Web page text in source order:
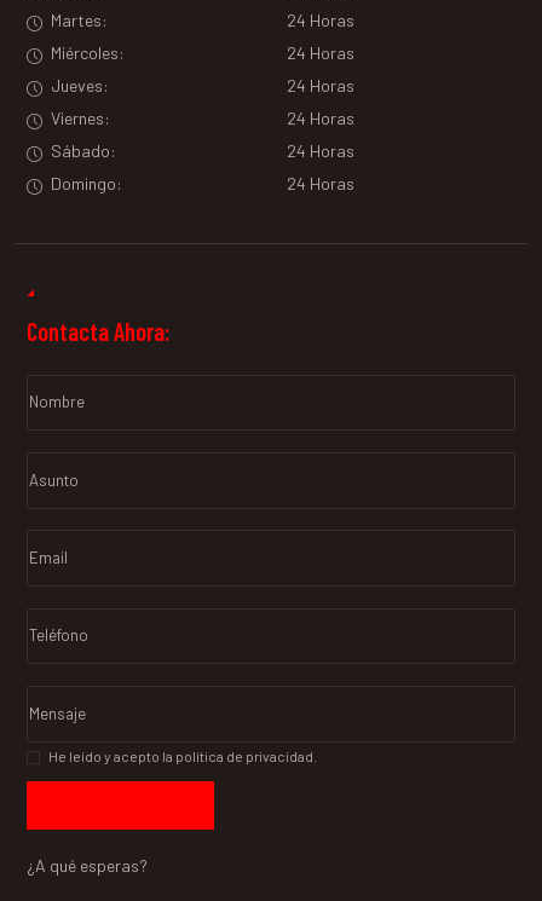
Martes:
24 Horas
Miércoles:
24 Horas
Jueves:
24 Horas
Viernes:
24 Horas
Sábado:
24 Horas
Domingo:
24 Horas
Contacta Ahora:
He leído y acepto la política de privacidad.
¿A qué esperas?